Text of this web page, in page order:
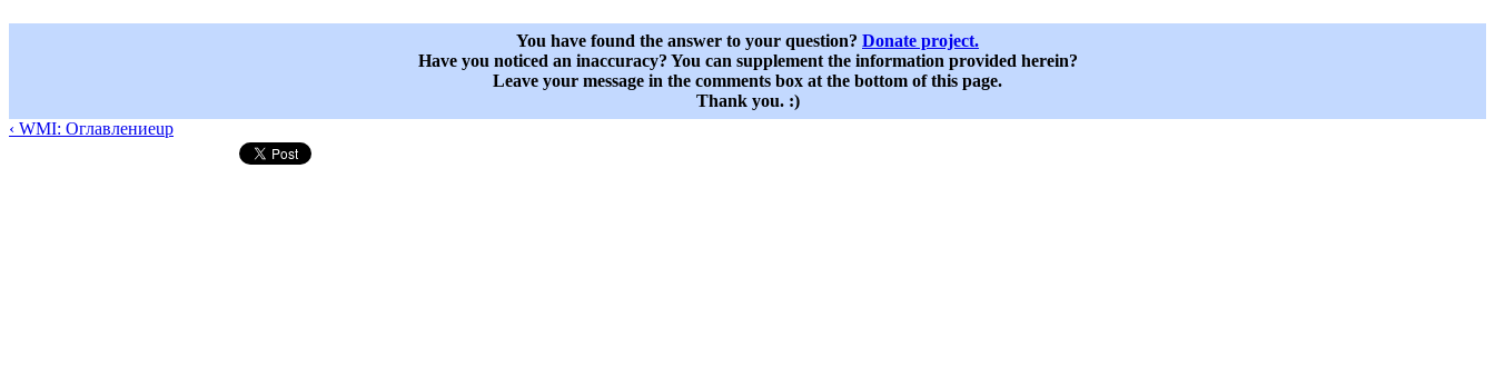
You have found the answer to your question? Donate project.
Have you noticed an inaccuracy? You can supplement the information provided herein?
Leave your message in the comments box at the bottom of this page.
Thank you. :)
‹ WMI: Оглавлениеup